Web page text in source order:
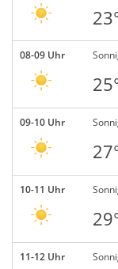
08-09 Uhr
09-10 Uhr
10-11 Uhr
11-12 Uhr